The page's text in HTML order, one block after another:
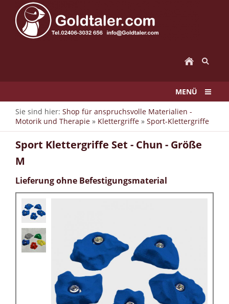
MENÜ
Sie sind hier: Shop für anspruchsvolle Materialien -
Motorik und Therapie » Klettergriffe » Sport-Klettergriffe
Sport Klettergriffe Set - Chun - Größe
M
Lieferung ohne Befestigungsmaterial